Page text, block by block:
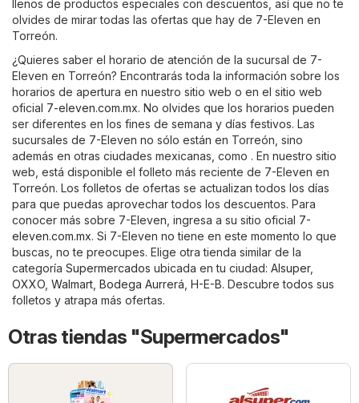
llenos de productos especiales con descuentos, así que no te
olvides de mirar todas las ofertas que hay de 7-Eleven en
Torreón.
¿Quieres saber el horario de atención de la sucursal de 7-
Eleven en Torreón? Encontrarás toda la información sobre los
horarios de apertura en nuestro sitio web o en el sitio web
oficial 7-eleven.com.mx. No olvides que los horarios pueden
ser diferentes en los fines de semana y días festivos. Las
sucursales de 7-Eleven no sólo están en Torreón, sino
además en otras ciudades mexicanas, como . En nuestro sitio
web, está disponible el folleto más reciente de 7-Eleven en
Torreón. Los folletos de ofertas se actualizan todos los días
para que puedas aprovechar todos los descuentos. Para
conocer más sobre 7-Eleven, ingresa a su sitio oficial 7-
eleven.com.mx. Si 7-Eleven no tiene en este momento lo que
buscas, no te preocupes. Elige otra tienda similar de la
categoría Supermercados ubicada en tu ciudad: Alsuper,
OXXO Walmart Bodega Aurrerá H-E-B. Descubre todos sus
folletos y atrapa más ofertas.
Otras tiendas "Supermercados"